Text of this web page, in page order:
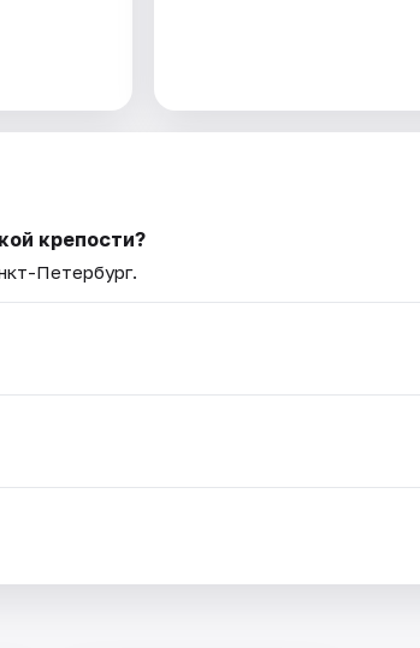
крепости?
Петербург.